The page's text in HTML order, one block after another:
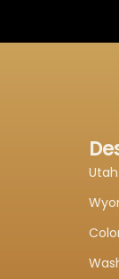
Utah